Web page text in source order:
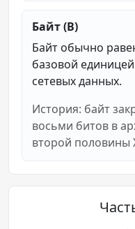
Байт (B)
Байт обычно
базовой
сетевых данных.
История: байт
восьми битов в
второй половины